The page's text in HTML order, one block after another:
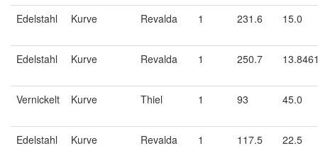
Edelstahl Kurve Revalda 1 231.6 15.0
Edelstahl Kurve Revalda 1 250.7
Vernickelt Kurve Thiel 1 93 45.0
Edelstahl Kurve Revalda 1 117.5 22.5